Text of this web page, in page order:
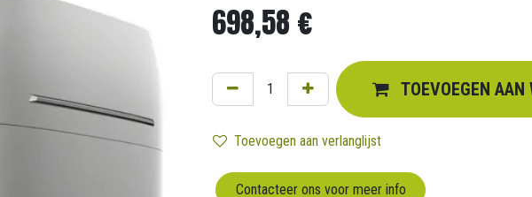
698,58 €
TOEVOEGEN
Toevoegen aan verlanglijst
Contacteer ons voor meer info